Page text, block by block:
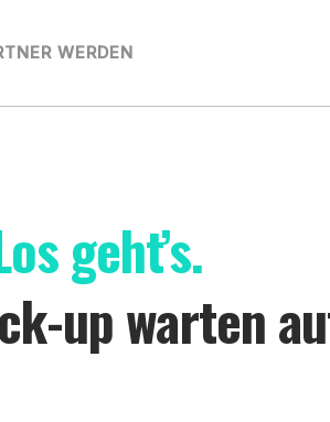
WERDEN
geht’s.
up warten